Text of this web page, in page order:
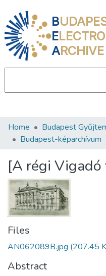
B
E
ARCHIVE
Communities &
Statistics
About us
Home Budapest
Budapest-képarchívum
[A régi
Files
AN062089B.jpg (207.45
Abstract